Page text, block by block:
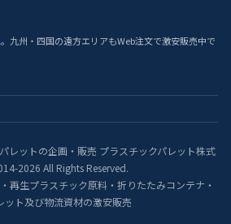
九州・四国の遠方エリアもWeb注文で激安販売中で
レットの企画・販売 プラスチックパレット株式
2026 All Rights Reserved.
再生プラスチック原料・折りたたみコンテナ・
ット及び物流資材の激安販売